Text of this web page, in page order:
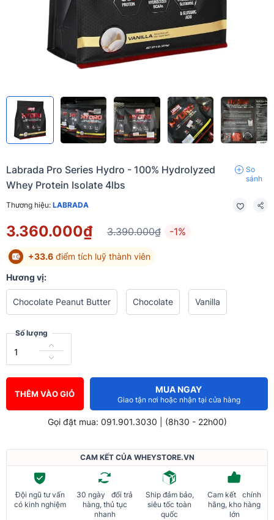
Labrada Pro Series Hydro - 100% Hydrolyzed
Whey Protein Isolate 4lbs
So
sánh
Thương hiệu: LABRADA
3.360.000₫ 3.390.000₫ -1%
+33.6 điểm tích luỹ thành viên
Hương vị:
Chocolate Peanut Butter Chocolate Vanilla
Số lượng
THÊM VÀO GIỎ MUA NGAY
Giao tận nơi hoặc nhận tại cửa hàng
Gọi đặt mua: 091.901.3030 | (8h30 - 22h00)
CAM KẾT CỦA WHEYSTORE.VN
Đội ngũ tư vấn
có kinh nghiệm
30 ngày đổi trả
hàng, thủ tục
nhanh
Ship đảm bảo,
siêu tốc toàn
quốc
Cam kết chính
hãng, kho hàng
lớn